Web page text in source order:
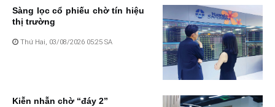
Sàng lọc cổ phiếu chờ tín hiệu
thị trường
Thứ Hai, 03/08/2026 05:25 SA
Kiễn nhẫn chờ “đáy 2”